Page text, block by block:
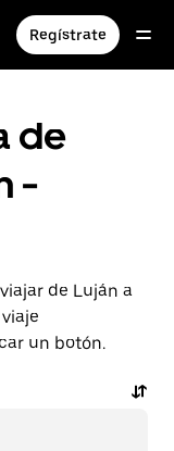
Regístrate
de
-
de Luján a
un botón.